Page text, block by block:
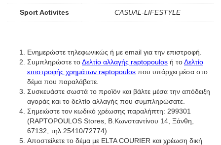
Sport Activites CASUAL-LIFESTYLE
Ενημερώστε τηλεφωνικώς ή με email για την επιστροφή.
Συμπληρώστε τοΔελτίο αλλαγής raptopoulos ή τοΔελτίο
επιστροφής χρημάτων raptopoulos που υπάρχει μέσα στο
δέμα που παραλάβατε.
Συσκευάστε σωστά το προϊόν και βάλτε μέσα την απόδειξη
αγοράς και το δελτίο αλλαγής που συμπληρώσατε.
Σημειώστε τον κωδικό χρέωσης παραλήπτη: 299301
(RAPTOPOULOS Stores, Β.Κωνσταντίνου 14, Ξάνθη,
67132, τηλ.25410/72774)
Αποστείλετε το δέμα με ELTA COURIER και χρέωση δική